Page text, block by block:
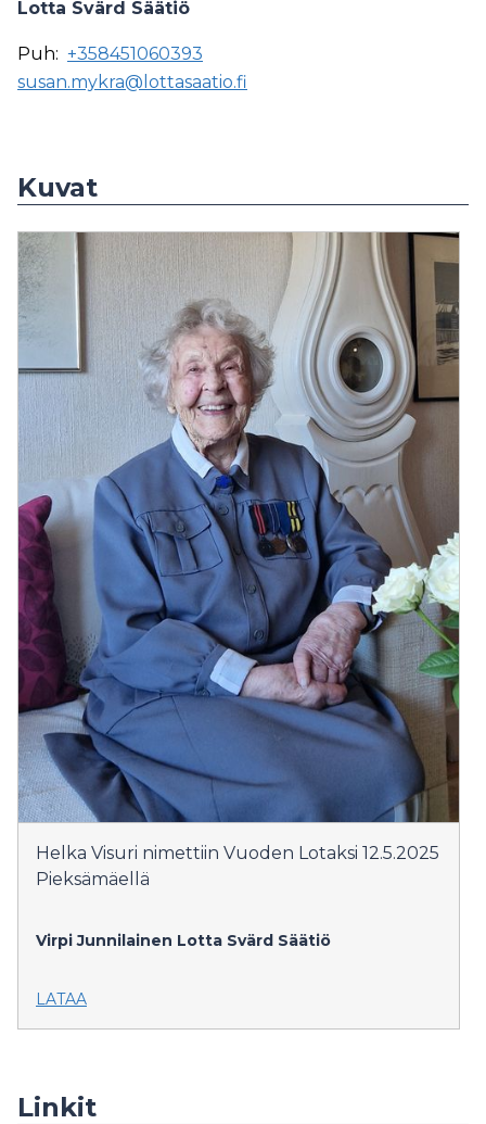
Lotta Svärd Säätiö
Puh: +358451060393
susan.mykra@lottasaatio.fi
Kuvat
Helka Visuri nimettiin Vuoden Lotaksi 12.5.2025
Pieksämäellä
Virpi Junnilainen Lotta Svärd Säätiö
LATAA
Linkit